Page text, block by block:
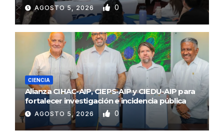
AGOSTO 5, 2026 0
CIENCIA
Alianza CIHAC-AIP, CIEPS-AIP y CIEDU-AIP para
fortalecer investigación e incidencia pública
AGOSTO 5, 2026 0